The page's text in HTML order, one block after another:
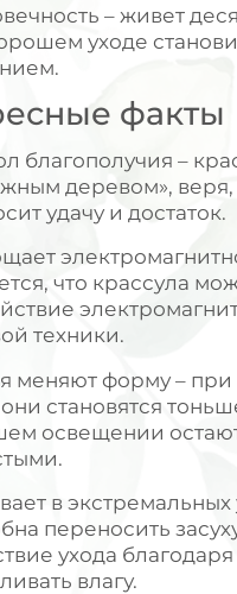
– живет
уходе
факты
благополучия –
деревом», веря,
удачу и достаток.
что крассула
техники.
меняют форму – при
они становятся
освещении
в экстремальных
переносить
ухода
влагу.